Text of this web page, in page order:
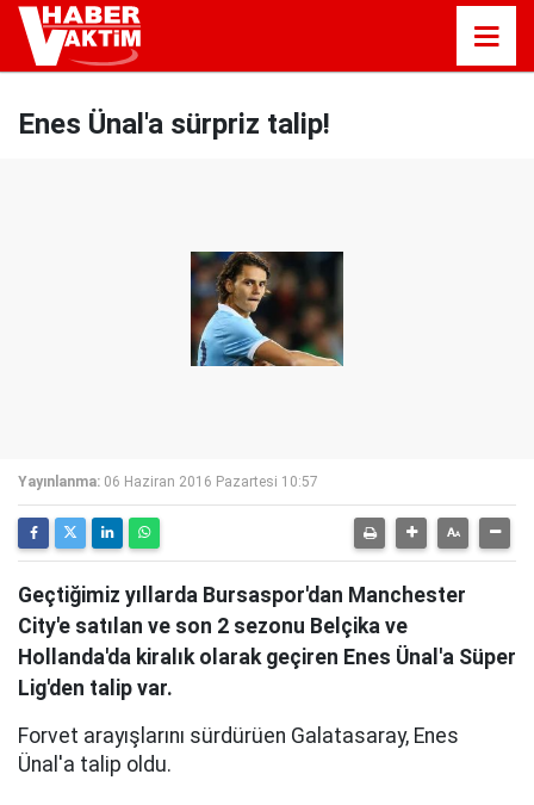
Enes Ünal'a sürpriz talip!
Yayınlanma: 06 Haziran 2016 Pazartesi 10:57
Geçtiğimiz yıllarda Bursaspor'dan Manchester
City'e satılan ve son 2 sezonu Belçika ve
Hollanda'da kiralık olarak geçiren Enes Ünal'a Süper
Lig'den talip var.
Forvet arayışlarını sürdürüen Galatasaray, Enes
Ünal'a talip oldu.